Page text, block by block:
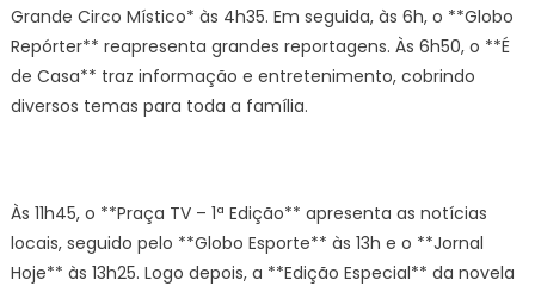
Grande Circo Místico* às 4h35. Em seguida, às 6h, o **Globo
Repórter** reapresenta grandes reportagens. Às 6h50, o **É
de Casa** traz informação e entretenimento, cobrindo
diversos temas para toda a família.
Às 11h45, o **Praça TV – 1ª Edição** apresenta as notícias
locais, seguido pelo **Globo Esporte** às 13h e o **Jornal
Hoje** às 13h25. Logo depois, a **Edição Especial** da novela